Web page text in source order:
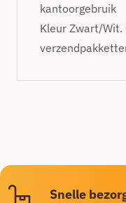
kantoorgebruik
Kleur Zwart/Wit.
Snelle